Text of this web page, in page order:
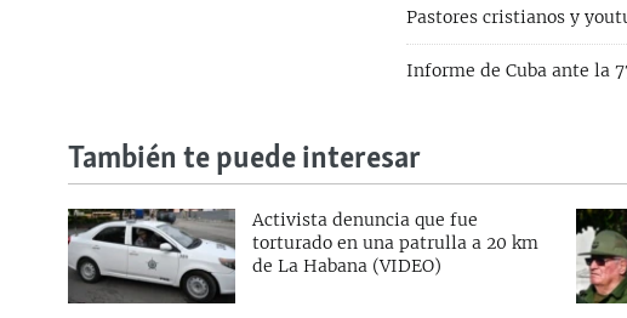
Pastores cristianos y
Informe de Cuba ante la
También te puede interesar
Activista denuncia que fue
torturado en una patrulla a 20 km
de La Habana (VIDEO)